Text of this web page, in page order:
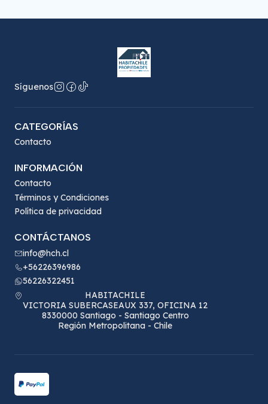
Síguenos
CATEGORÍAS
Contacto
INFORMACIÓN
Contacto
Términos y Condiciones
Política de privacidad
CONTÁCTANOS
info@hch.cl
+56226396986
56226322451
HABITACHILE
VICTORIA SUBERCASEAUX 337, OFICINA 12
8330000 Santiago - Santiago Centro
Región Metropolitana - Chile